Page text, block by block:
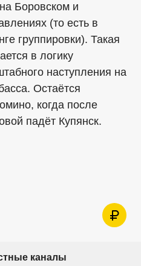
Боровском и
(то есть в
группировки). Такая
в логику
наступления на
Остаётся
когда после
падёт Купянск.
каналы